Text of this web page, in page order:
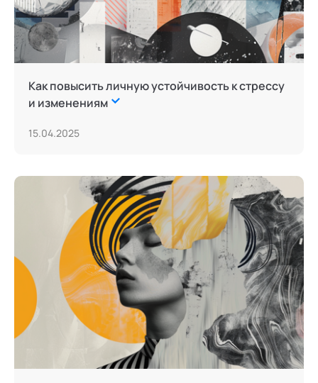
Как повысить личную устойчивость к стрессу
и изменениям
15.04.2025